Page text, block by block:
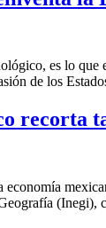
es lo que
de los
recorta